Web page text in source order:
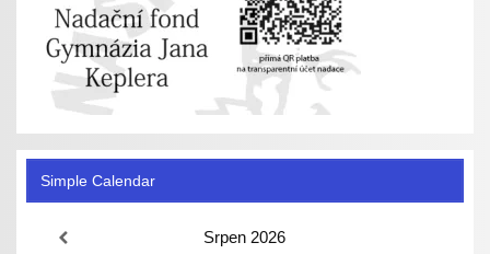
Simple Calendar
Srpen 2026